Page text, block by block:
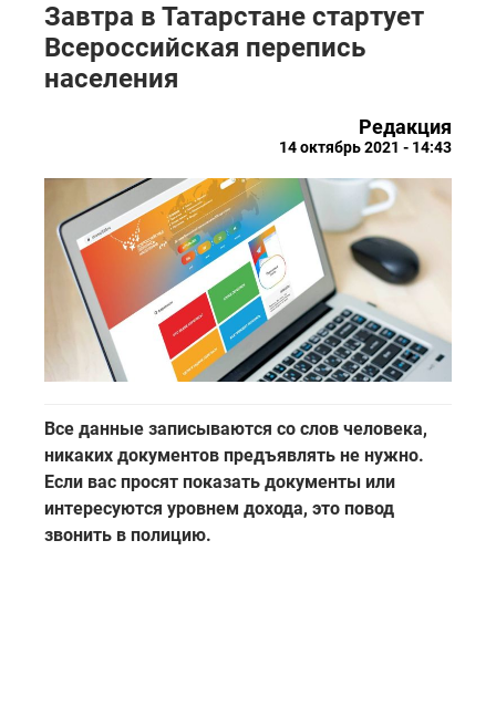
Завтра в Татарстане стартует
Всероссийская перепись
населения
Редакция
14 октябрь 2021 - 14:43
Все данные записываются со слов человека,
никаких документов предъявлять не нужно.
Если вас просят показать документы или
интересуются уровнем дохода, это повод
звонить в полицию.